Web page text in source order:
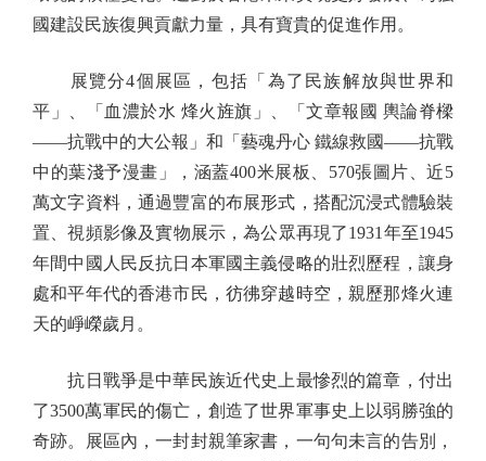
國建設民族復興貢獻力量，具有寶貴的促進作用。
展覽分4個展區，包括「為了民族解放與世界和
平」、「血濃於水 烽火旌旗」、「文章報國 輿論脊樑
——抗戰中的大公報」和「藝魂丹心 鐵線救國——抗戰
中的葉淺予漫畫」，涵蓋400米展板、570張圖片、近5
萬文字資料，通過豐富的布展形式，搭配沉浸式體驗裝
置、視頻影像及實物展示，為公眾再現了1931年至1945
年間中國人民反抗日本軍國主義侵略的壯烈歷程，讓身
處和平年代的香港市民，彷彿穿越時空，親歷那烽火連
天的崢嶸歲月。
抗日戰爭是中華民族近代史上最慘烈的篇章，付出
了3500萬軍民的傷亡，創造了世界軍事史上以弱勝強的
奇跡。展區內，一封封親筆家書，一句句未言的告別，